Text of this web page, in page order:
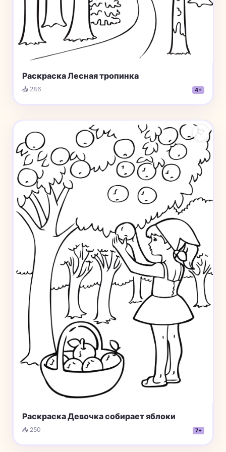
Раскраска Лесная тропинка
📥 286 4+
♡
Раскраска Девочка собирает яблоки
📥 250 7+